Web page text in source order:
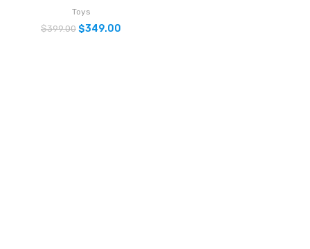
Toys
$399.00 $349.00